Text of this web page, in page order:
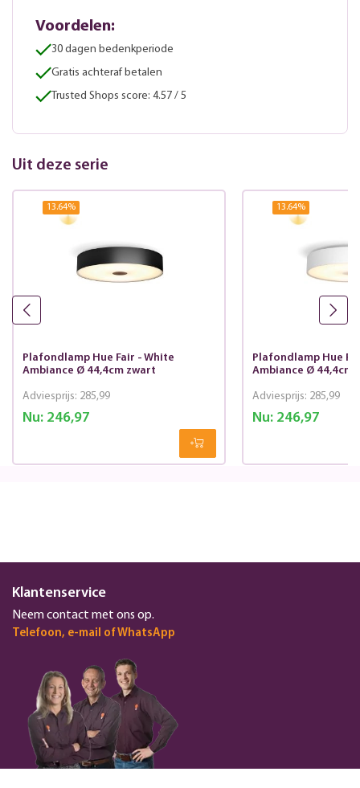
Voordelen:
30 dagen bedenkperiode
Gratis achteraf betalen
Trusted Shops score: 4.57 / 5
Uit deze serie
13.64%
Plafondlamp Hue Fair - White
Ambiance Ø 44,4cm zwart
Nu:246,97
Adviesprijs: 285,99
13.64%
Plafondlamp Hue
Ambiance Ø 44,4cm
Nu:246,97
Adviesprijs: 285,99
Klantenservice
Neem contact met ons op.
Telefoon, e-mail of WhatsApp